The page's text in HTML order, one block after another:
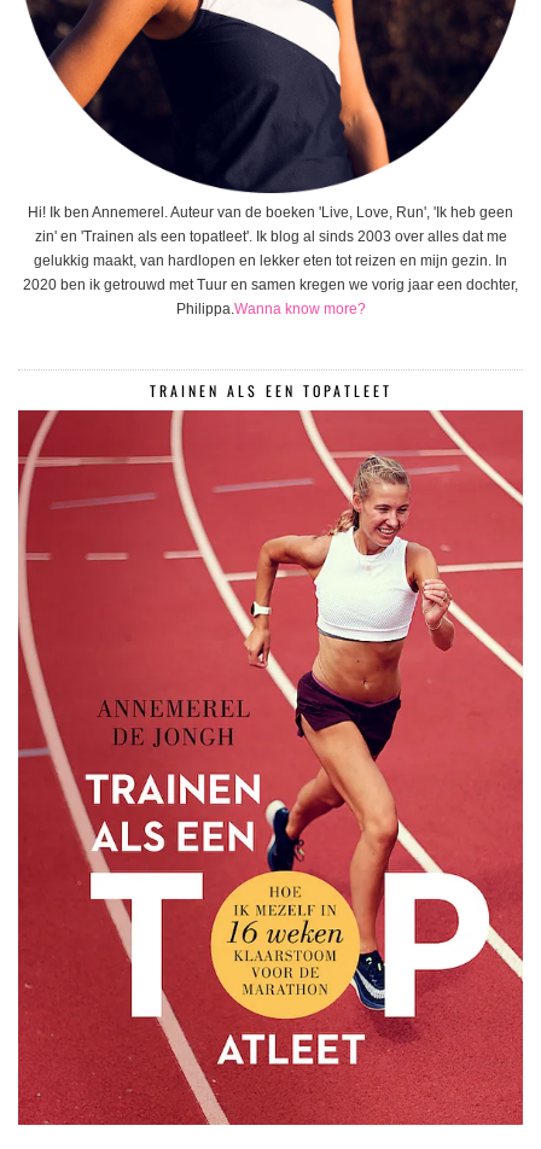
Hi! Ik ben Annemerel. Auteur van de boeken 'Live, Love, Run', 'Ik heb geen
zin' en 'Trainen als een topatleet'. Ik blog al sinds 2003 over alles dat me
gelukkig maakt, van hardlopen en lekker eten tot reizen en mijn gezin. In
2020 ben ik getrouwd met Tuur en samen kregen we vorig jaar een dochter,
Philippa.Wanna know more?
TRAINEN ALS EEN TOPATLEET